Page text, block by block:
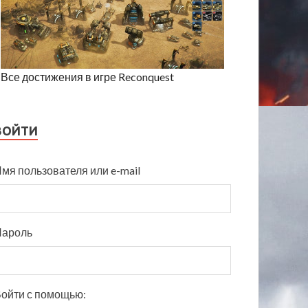
Все достижения в игре Reconquest
пользователя или e-mail
с помощью: